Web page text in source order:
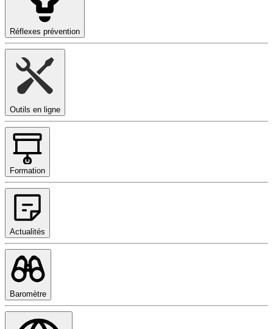
Réflexes prévention
Outils en ligne
Formation
Actualités
Baromètre